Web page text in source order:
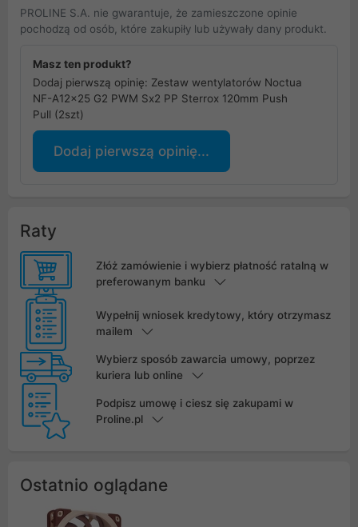
PROLINE S.A. nie gwarantuje, że zamieszczone opinie
pochodzą od osób, które zakupiły lub używały dany produkt.
Masz ten produkt?
Dodaj pierwszą opinię: Zestaw wentylatorów Noctua
NF-A12x25 G2 PWM Sx2 PP Sterrox 120mm Push
Pull (2szt)
Dodaj pierwszą opinię...
Raty
Złóż zamówienie i wybierz płatność ratalną w
preferowanym banku
Wypełnij wniosek kredytowy, który otrzymasz
mailem
Wybierz sposób zawarcia umowy, poprzez
kuriera lub online
Podpisz umowę i ciesz się zakupami w
Proline.pl
Ostatnio oglądane